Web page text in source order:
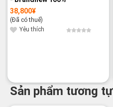
38,800¥
(Đã có thuế)
Yêu thích
Sản phẩm tương tự